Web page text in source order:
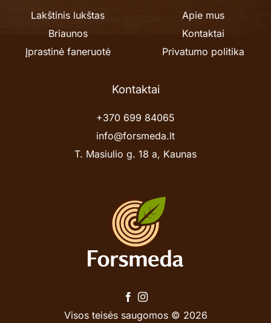
Lakštinis lukštas
Briaunos
Įprastinė faneruotė
Apie mus
Kontaktai
Privatumo politika
Kontaktai
+370 699 84065
info@forsmeda.lt
T. Masiulio g. 18 a, Kaunas
Visos teisės saugomos © 2026